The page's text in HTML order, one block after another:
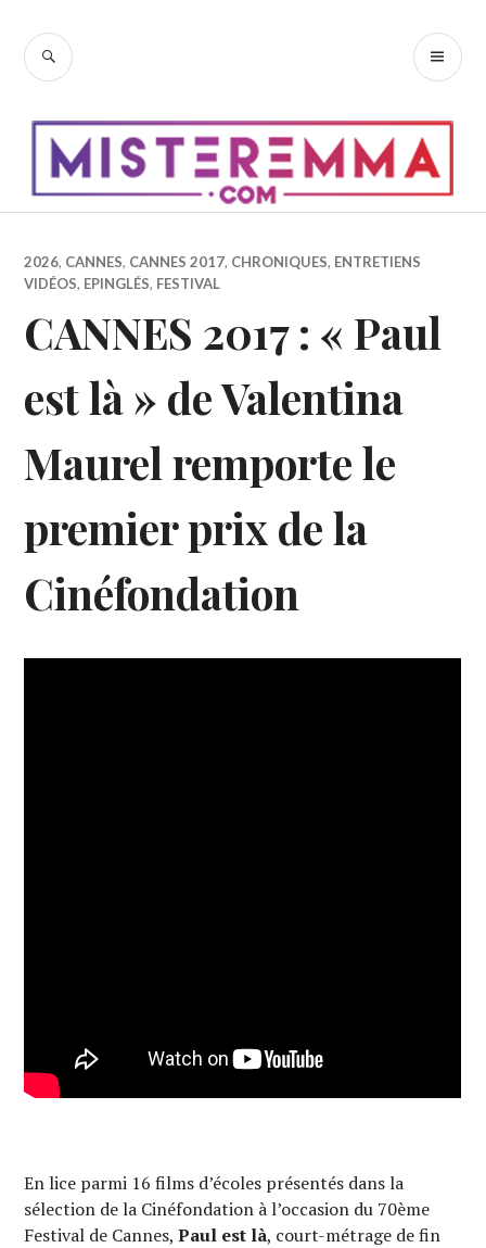
contenu
RECHERCHE
2026, CANNES, CANNES 2017, CHRONIQUES, ENTRETIENS
VIDÉOS, EPINGLÉS, FESTIVAL
CANNES 2017 : « Paul
est là » de Valentina
Maurel remporte le
premier prix de la
Cinéfondation
En lice parmi 16 films d’écoles présentés dans la
sélection de la Cinéfondation à l’occasion du 70ème
Festival de Cannes,Paul est là, court-métrage de fin